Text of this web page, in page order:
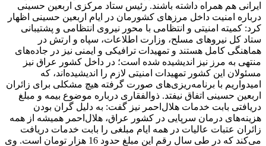
ایرانی هم همراه داشته باشند. رئیس ستاد مرکزی اربعین حسینی
درباره امنیت داخل مرزهای کشورمان در ایام اربعین حسینی اظهار
کرد: کمیته امنیتی و انتظامی با محور نیروی انتظامی و پشتیبانی
ستاد کل نیروهای مسلح، وزارت اطلاعات، سپاه و ارتش در
هماهنگی کامل هستند و تمهیدات ترافیکی و ایمنی نیز در جاده‌های
منتهی به مرز نیز اندیشیده شده است؛ در داخل کشور عراق نیز
مسئولان این کشور تمهیدات امنیتی لازم را اندیشیده‌اند، که
امیدواریم با برنامه‌ریزی‌های صورت گرفته هیچ مشکلی برای زائران
اربعین حسینی اتفاق نیفتد. ذوالفقاری درباره موضوع بیمه و مبلغ
دریافتی بابت خدمات هلال‌احمر نیز گفت: به دلیل گران بودن
هزینه‌های درمان سرپایی در کشور عراق، هلال‌احمر همیشه از همه
زائران عتبات عالیات در همه ایام مبلغی را بابت خدمات دریافت
می‌کند که در طی سال رقم این مبلغ حدود 16 هزار تومان است. وی